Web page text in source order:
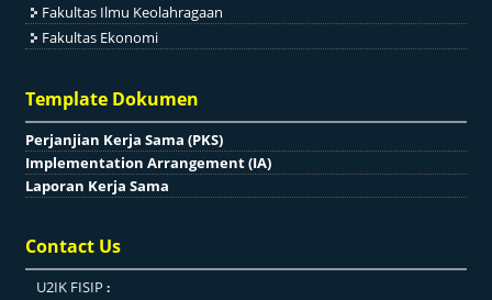
Fakultas Ilmu Keolahragaan
Fakultas Ekonomi
Template Dokumen
Perjanjian Kerja Sama (PKS)
Implementation Arrangement (IA)
Laporan Kerja Sama
Contact Us
U2IK FISIP :